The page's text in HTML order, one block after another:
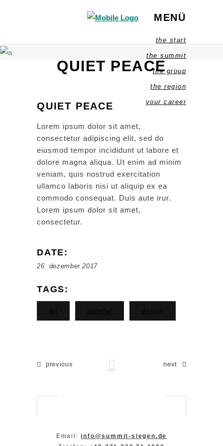
MENÜ
the start
the summit
the group
the region
your career
QUIET PEACE
QUIET PEACE
Lorem ipsum dolor sit amet,
consectetur adipiscing elit, sed do
eiusmod tempor incididunt ut labore et
dolore magna aliqua. Ut enim ad minim
veniam, quis nostrud exercitation
ullamco laboris nisi ut aliquip ex ea
commodo consequat. Duis aute irur.
Lorem ipsum dolor sit amet,
consectetur.
DATE:
26. dezember 2017
TAGS:
previous next
Email:info@summit-siegen.de